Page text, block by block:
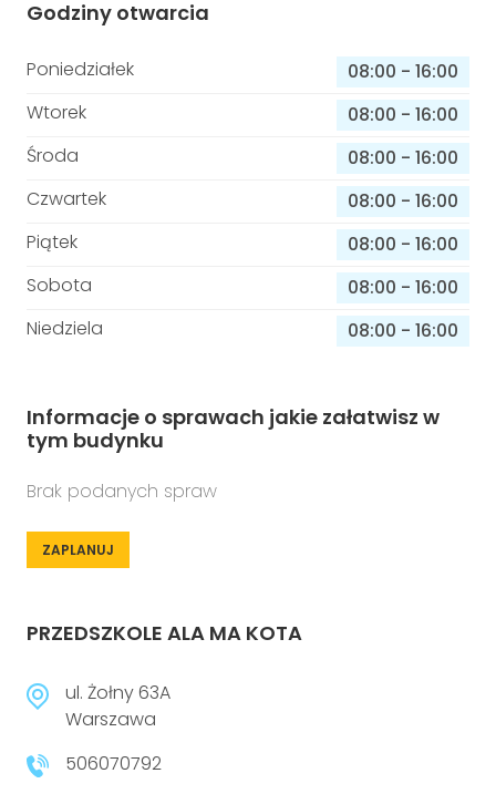
Godziny otwarcia
Poniedziałek 08:00 - 16:00
Wtorek
08:00 - 16:00
Środa
08:00 - 16:00
Czwartek
08:00 - 16:00
Piątek
08:00 - 16:00
Sobota
08:00 - 16:00
Niedziela
08:00 - 16:00
Informacje o sprawach jakie załatwisz w
tym budynku
Brak podanych spraw
ZAPLANUJ
PRZEDSZKOLE ALA MA KOTA
ul. Żołny 63A
Warszawa
506070792